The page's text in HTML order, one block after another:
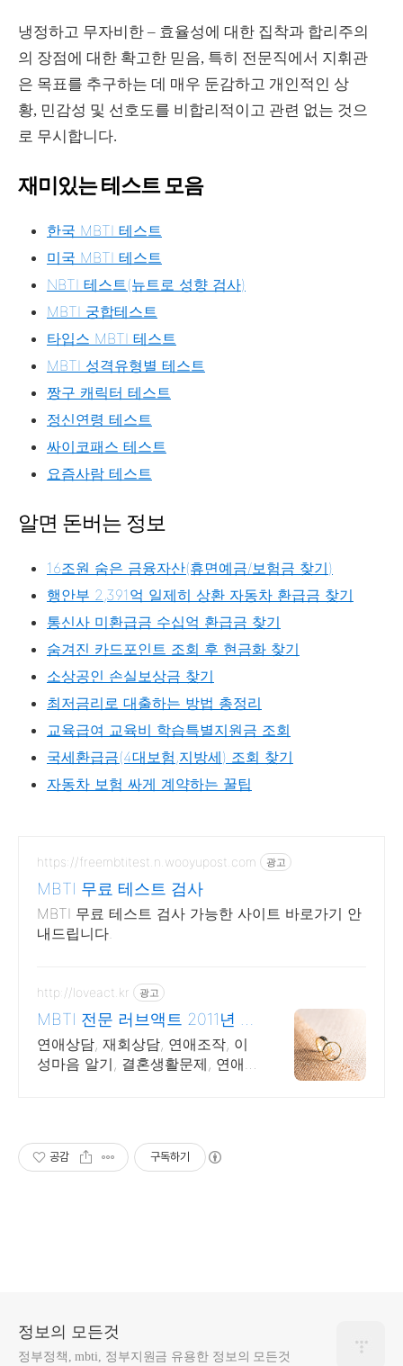
냉정하고 무자비한 – 효율성에 대한 집착과 합리주의
의 장점에 대한 확고한 믿음, 특히 전문직에서 지휘관
은 목표를 추구하는 데 매우 둔감하고 개인적인 상
황, 민감성 및 선호도를 비합리적이고 관련 없는 것으
로 무시합니다.
재미있는 테스트 모음
한국 MBTI 테스트
미국 MBTI 테스트
NBTI 테스트(뉴트로 성향 검사)
MBTI 궁합테스트
타입스 MBTI 테스트
MBTI 성격유형별 테스트
짱구 캐릭터 테스트
정신연령 테스트
싸이코패스 테스트
요즘사람 테스트
알면 돈버는 정보
16조원 숨은 금융자산(휴면예금/보험금 찾기)
행안부 2,391억 일제히 상환 자동차 환급금 찾기
통신사 미환급금 수십억 환급금 찾기
숨겨진 카드포인트 조회 후 현금화 찾기
소상공인 손실보상금 찾기
최저금리로 대출하는 방법 총정리
교육급여 교육비 학습특별지원금 조회
국세환급금(4대보험,지방세) 조회 찾기
자동차 보험 싸게 계약하는 꿀팁
https://freembtitest.n.wooyupost.com 광고
MBTI 무료 테스트 검사
MBTI 무료 테스트 검사 가능한 사이트 바로가기 안
내드립니다.
http://loveact.kr 광고
MBTI 전문 러브액트 2011년 개
업 오랜 업력
연애상담, 재회상담, 연애조작, 이
성마음 알기, 결혼생활문제, 연애
공감 구독하기
정보의 모든것
정부정책, mbti, 정부지원금 유용한 정보의 모든것